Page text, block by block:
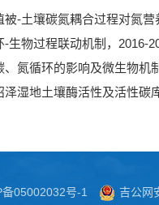
被-土壤碳氮耦合过程对氮营
-生物过程联动机制， 2016-
氮循环的影响及微生物机制
湿地土壤酶活性及活性碳
备05002032号-1 吉公网